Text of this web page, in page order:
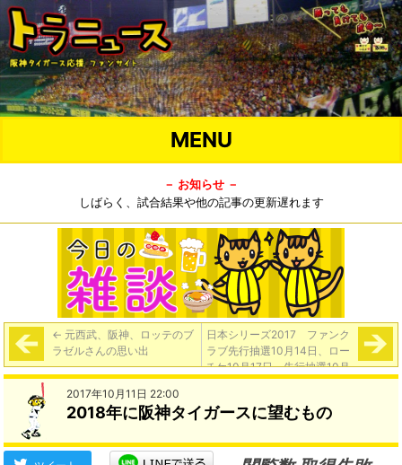
MENU
－ お知らせ －
しばらく、試合結果や他の記事の更新遅れます
← 元西武、阪神、ロッテのブ
ラゼルさんの思い出
日本シリーズ2017 ファンク
ラブ先行抽選10月14日、ロー
チケ10月17日、先行抽選10月
19日より開始→
2017年10月11日 22:00
2018年に阪神タイガースに望むもの